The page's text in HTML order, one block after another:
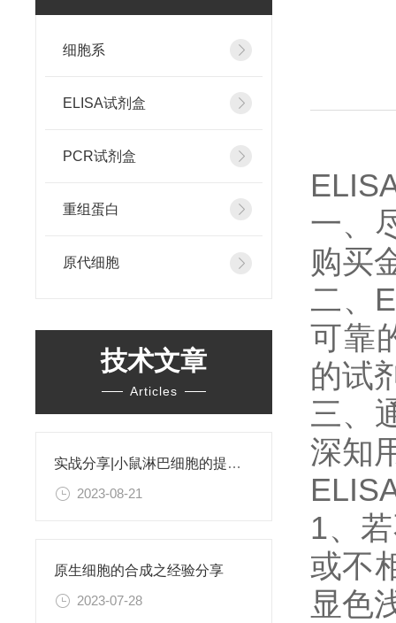
细胞系
ELISA试剂盒
PCR试剂盒
重组蛋白
原代细胞
技术文章
Articles
实战分享|小鼠淋巴细胞的提取和分选之经验小结
2023-08-21
原生细胞的合成之经验分享
2023-07-28
一、
购买
二、
可靠
的试
三、
深知
1、
或不
显色